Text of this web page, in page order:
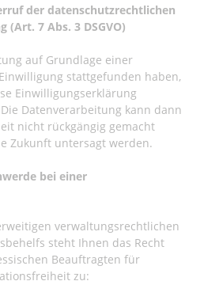
der datenschutzrechtlichen
(Art. 7 Abs. 3 DSGVO)
auf Grundlage einer
stattgefunden haben,
Einwilligungserklärung
Datenverarbeitung kann dann
nicht rückgängig gemacht
Zukunft untersagt werden.
bei einer
verwaltungsrechtlichen
steht Ihnen das Recht
Beauftragten für
zu: